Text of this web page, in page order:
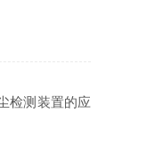
检测装置的应